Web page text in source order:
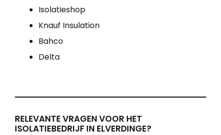
Isolatieshop
Knauf Insulation
Bahco
Delta
RELEVANTE VRAGEN VOOR HET
ISOLATIEBEDRIJF IN ELVERDINGE?